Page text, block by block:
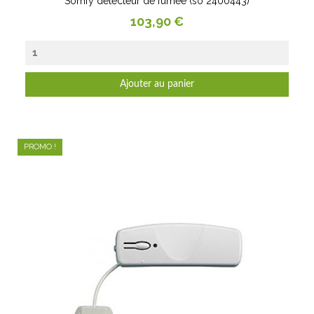
Prix
103,90 €
Ajouter au panier
PROMO !